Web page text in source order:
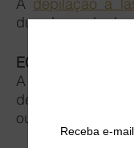
A depilação a
duradoura de
ECONOMIA
A
depilação a
definitiva dos
outros métodos